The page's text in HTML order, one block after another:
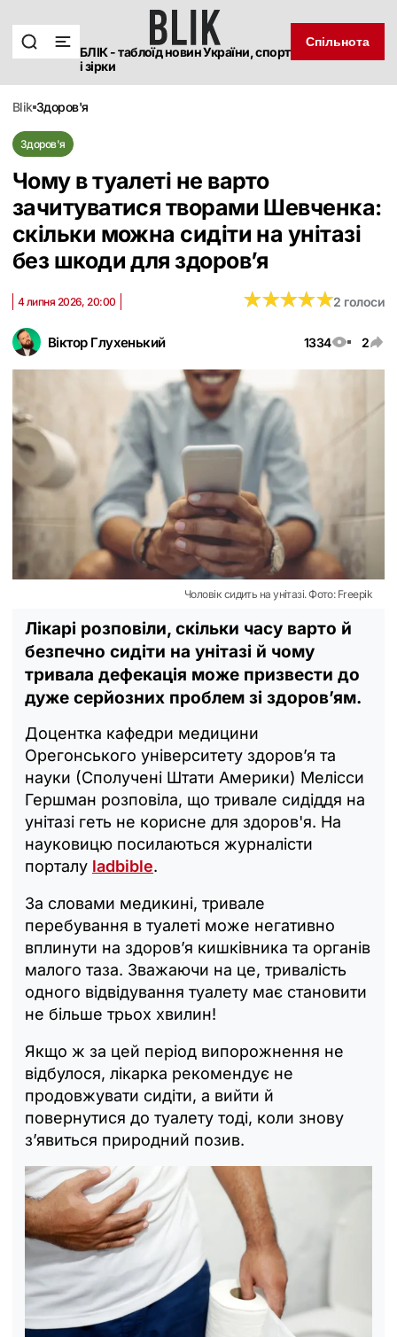
БЛІК - таблоїд новин України, спорт
і зірки
Спільнота
blik здоров'я
Здоров'я
Чому в туалеті не варто
зачитуватися творами Шевченка:
скільки можна сидіти на унітазі
без шкоди для здоров’я
Віктор Глухенький 1334 2
4 липня 2026, 20:00 ★★★★★
★★★★★2 голоси
Чоловік сидить на унітазі. Фото: Freepik
Лікарі розповіли, скільки часу варто й
безпечно сидіти на унітазі й чому
тривала дефекація може призвести до
дуже серйозних проблем зі здоров’ям.
Доцентка кафедри медицини
Орегонського університету здоров’я та
науки (Сполучені Штати Америки) Мелісси
Гершман розповіла, що тривале сидіддя на
унітазі геть не корисне для здоров'я. На
науковицю посилаються журналісти
порталу ladbible.
За словами медикині, тривале
перебування в туалеті може негативно
вплинути на здоров’я кишківника та органів
малого таза. Зважаючи на це, тривалість
одного відвідування туалету має становити
не більше трьох хвилин!
Якщо ж за цей період випорожнення не
відбулося, лікарка рекомендує не
продовжувати сидіти, а вийти й
повернутися до туалету тоді, коли знову
з’явиться природний позив.